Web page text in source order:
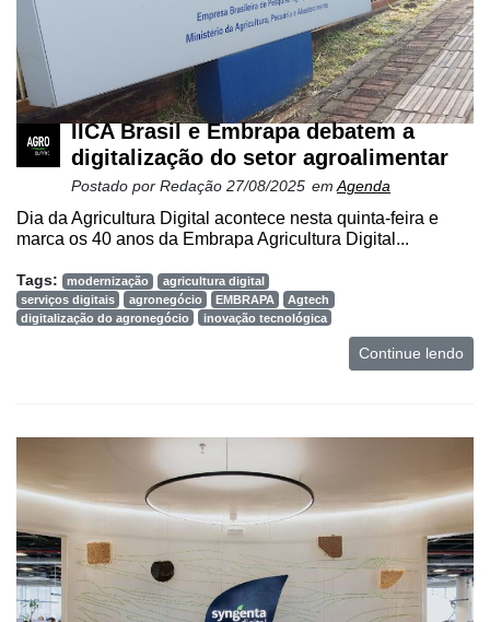
IICA Brasil e Embrapa debatem a
digitalização do setor agroalimentar
Postado por Redação 27/08/2025 emAgenda
Dia da Agricultura Digital acontece nesta quinta-feira e
marca os 40 anos da Embrapa Agricultura Digital...
Tags: modernização
agricultura digital
serviços digitais
agronegócio EMBRAPA
Agtech
digitalização do agronegócio
inovação tecnológica
Continue lendo